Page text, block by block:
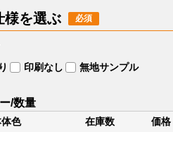
様を選ぶ
印刷なし 無地サンプル
/数量
色 在庫数 価格